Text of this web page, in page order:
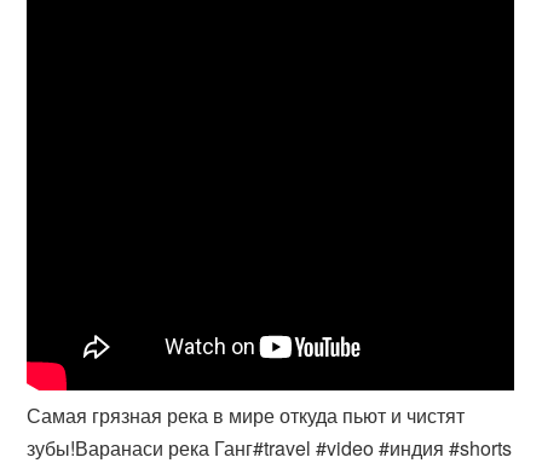
Самая грязная река в мире откуда пьют и чистят
зубы!Варанаси река Ганг#travel #video #индия #shorts